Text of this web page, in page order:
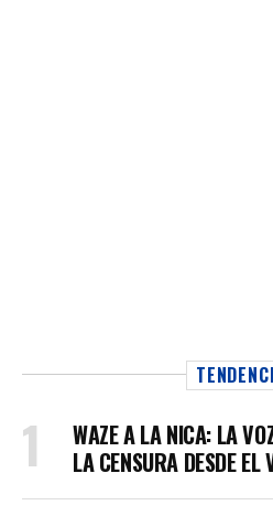
WAZE A LA NICA: LA
LA CENSURA DESDE EL